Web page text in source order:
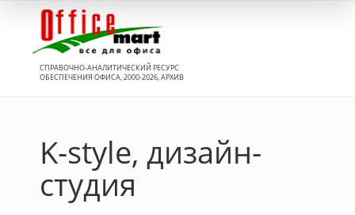
СПРАВОЧНО-АНАЛИТИЧЕСКИЙ РЕСУРС
ОБЕСПЕЧЕНИЯ ОФИСА, 2000-2026, АРХИВ
K-style, дизайн-
студия